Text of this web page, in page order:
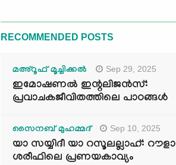
RECOMMENDED POSTS
മഅ്റൂഫ് മൂച്ചിക്കല്‍ Sep 29, 2025
ഇമോഷണൽ ഇന്റലിജൻസ്:
പ്രവാചകജീവിതത്തിലെ പാഠങ്ങൾ
സൈനബ് മുഹമ്മദ് Sep 10, 2025
യാ സയ്യിദീ യാ റസൂലല്ലാഹ്: റൗളാ
ശരീഫിലെ പ്രണയകാവ്യം